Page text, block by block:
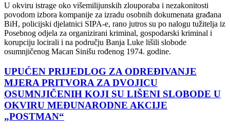
U okviru istrage oko višemilijunskih zlouporaba i nezakonitosti
povodom izbora kompanije za izradu osobnih dokumenata građana
BiH, policijski djelatnici SIPA-e, rano jutros su po nalogu tužitelja iz
Posebnog odjela za organizirani kriminal, gospodarski kriminal i
korupciju locirali i na području Banja Luke lišili slobode
osumnjičenog Macan Sinišu rođenog 1974. godine.
UPUĆEN PRIJEDLOG ZA ODREĐIVANJE
MJERA PRITVORA ZA DVOJICU
OSUMNJIČENIH KOJI SU LIŠENI SLOBODE U
OKVIRU MEĐUNARODNE AKCIJE
„POSTMAN“